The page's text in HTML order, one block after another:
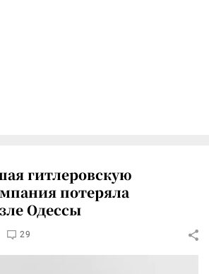
гитлеровскую
потеряла
Одессы
29